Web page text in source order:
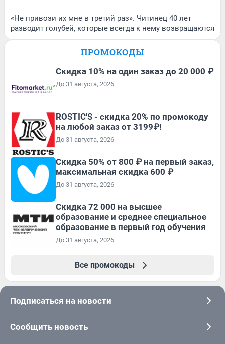
«Не привози их мне в третий раз». Читинец 40 лет
разводит голубей, которые всегда к нему возвращаются
ПРОМОКОДЫ
Скидка 10% на один заказ до 20 000 ₽
До 31 августа, 2026
ROSTIC'S - скидка 20% по промокоду
на любой заказ от 3199₽!
До 31 августа, 2026
Скидка 50% от 800 ₽ на первый заказ,
максимальная скидка 600 ₽
До 31 августа, 2026
Скидка 72 000 на высшее
образование и среднее специальное
образование в первый год обучения
До 31 августа, 2026
Все промокоды
Подписаться на новости
Сообщить новость